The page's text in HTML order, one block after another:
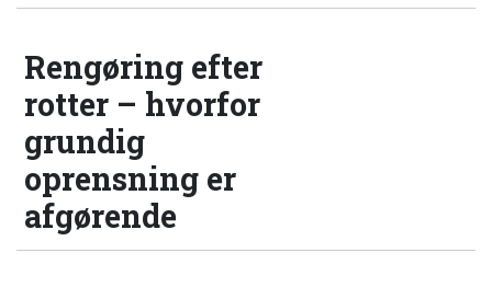
Rengøring efter
rotter – hvorfor
grundig
oprensning er
afgørende